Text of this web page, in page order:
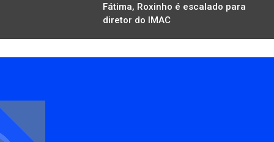
Fátima, Roxinho é escalado para
diretor do IMAC